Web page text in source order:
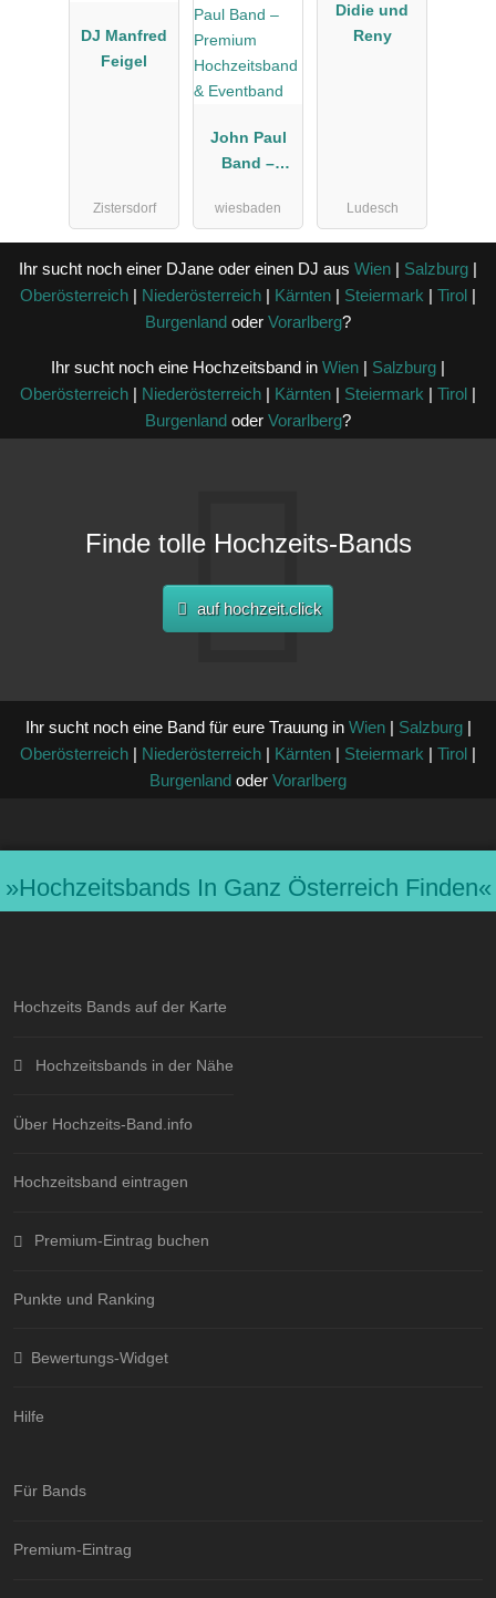
DJ Manfred
Feigel
Zistersdorf
John Paul
Band –
Hochzeitsba
nd &
Eventband
wiesbaden
Didie und
Reny
Ludesch
Ihr sucht noch einer DJane oder einen DJ aus Wien | Salzburg |
Oberösterreich | Niederösterreich | Kärnten | Steiermark | Tirol |
Burgenland oder Vorarlberg?
Ihr sucht noch eine Hochzeitsband in Wien | Salzburg |
Oberösterreich | Niederösterreich | Kärnten | Steiermark | Tirol |
Burgenland oder Vorarlberg?
Finde tolle Hochzeits-Bands
auf hochzeit.click
Ihr sucht noch eine Band für eure Trauung in Wien| Salzburg|
Oberösterreich | Niederösterreich | Kärnten | Steiermark | Tirol |
Burgenland oder Vorarlberg
»hochzeitsbands In Ganz Österreich Finden«
Hochzeits Bands auf der Karte
Hochzeitsbands in der Nähe
Über Hochzeits-Band.info
Hochzeitsband eintragen
Premium-Eintrag buchen
Punkte und Ranking
Bewertungs-Widget
Hilfe
Für Bands
Premium-Eintrag